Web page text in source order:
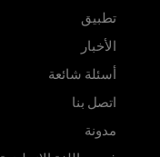
تطبيق
الأخبار
أسئلة شائعة
اتصل بنا
مدونة